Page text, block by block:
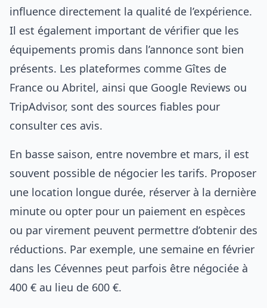
influence directement la qualité de l’expérience.
Il est également important de vérifier que les
équipements promis dans l’annonce sont bien
présents. Les plateformes comme Gîtes de
France ou Abritel, ainsi que Google Reviews ou
TripAdvisor, sont des sources fiables pour
consulter ces avis.
En basse saison, entre novembre et mars, il est
souvent possible de négocier les tarifs. Proposer
une location longue durée, réserver à la dernière
minute ou opter pour un paiement en espèces
ou par virement peuvent permettre d’obtenir des
réductions. Par exemple, une semaine en février
dans les Cévennes peut parfois être négociée à
400 € au lieu de 600 €.